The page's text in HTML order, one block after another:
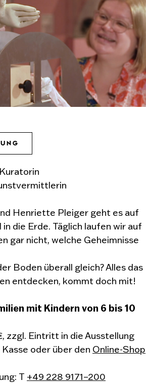
Henriette Pleiger geht es auf
in die Erde. Täglich laufen wir auf
gar nicht, welche Geheimnisse
Boden überall gleich? Alles das
entdecken, kommt doch mit!
mit Kindern von 6 bis 10
zzgl. Eintritt in die Ausstellung
oder über den Online-Shop
T +49 228 9171–200